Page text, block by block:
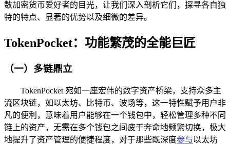
数加密货币爱好者的目光，让我们深入剖析它们，探寻各自独
特的特点、显著的优势以及细微的差异。
TokenPocket：功能繁茂的全能巨匠
（一）多链鼎立
TokenPocket 宛如一座宏伟的数字资产桥梁，支持众多主
流区块链，如以太坊、比特币、波场等，这一特性赋予用户非
凡的便利，意味着用户能够在一个钱包中，轻松管理多种不同
链上的资产，无需在多个钱包之间疲于奔命地频繁切换，极大
地提升了资产管理的便捷程度，对于那些既深度参与以太坊